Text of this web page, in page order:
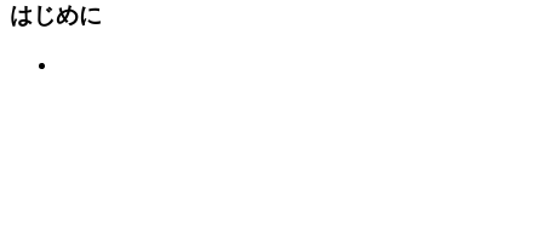
はじめに